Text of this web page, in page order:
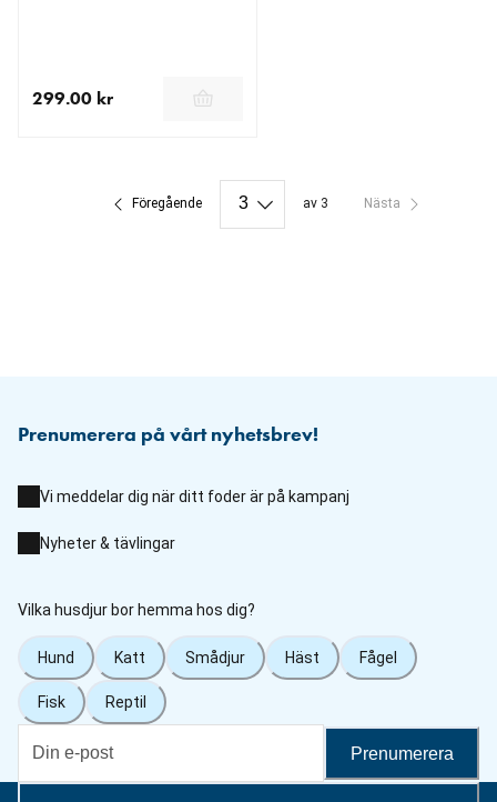
299.00 kr
Föregående av 3 Nästa
Prenumerera på vårt nyhetsbrev!
Vi meddelar dig när ditt foder är på kampanj
Nyheter & tävlingar
Vilka husdjur bor hemma hos dig?
Hund Katt Smådjur Häst Fågel
Fisk Reptil
Prenumerera